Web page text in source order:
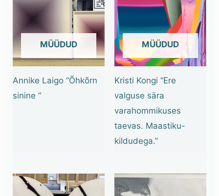
OUT OF STOCK
Annike Laigo “Õhkõrn
sinine “
OUT OF STOCK
Kristi Kongi “Ere
valguse sära
varahommikuses
taevas. Maastiku-
kildudega.”